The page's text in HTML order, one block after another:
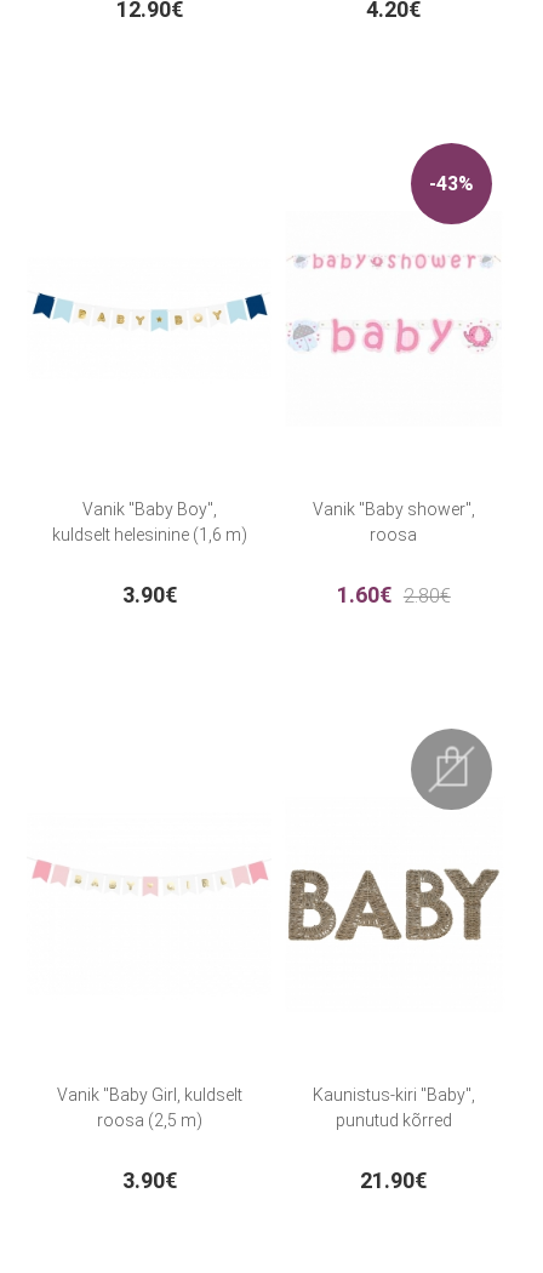
12.90€ 4.20€
Vanik "Baby Boy",
kuldselt helesinine (1,6 m)
3.90€
-43%
Vanik "Baby shower",
roosa
1.60€ 2.80€
Vanik "Baby Girl, kuldselt
roosa (2,5 m)
3.90€
Kaunistus-kiri "Baby",
punutud kõrred
21.90€